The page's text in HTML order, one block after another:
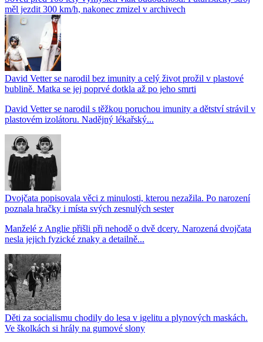
měl jezdit 300 km/h, nakonec zmizel v archivech
David Vetter se narodil bez imunity a celý život prožil v plastové
bublině. Matka se jej poprvé dotkla až po jeho smrti
David Vetter se narodil s těžkou poruchou imunity a dětství strávil v
plastovém izolátoru. Nadějný lékařský...
Dvojčata popisovala věci z minulosti, kterou nezažila. Po narození
poznala hračky i místa svých zesnulých sester
Manželé z Anglie přišli při nehodě o dvě dcery. Narozená dvojčata
nesla jejich fyzické znaky a detailně...
Děti za socialismu chodily do lesa v igelitu a plynových maskách.
Ve školkách si hrály na gumové slony